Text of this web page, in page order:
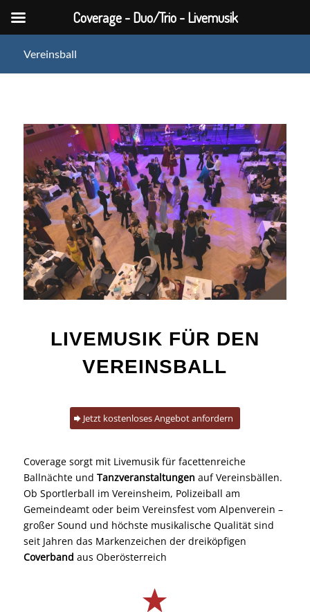
Vereinsball
LIVEMUSIK FÜR DEN
VEREINSBALL
Jetzt kostenloses Angebot anfordern
Coverage sorgt mit Livemusik für facettenreiche
Ballnächte und Tanzveranstaltungen auf Vereinsbällen.
Ob Sportlerball im Vereinsheim, Polizeiball am
Gemeindeamt oder beim Vereinsfest vom Alpenverein –
großer Sound und höchste musikalische Qualität sind
seit Jahren das Markenzeichen der dreiköpfigen
Coverband aus Oberösterreich
Coverage - Duo/Trio - Livemusik